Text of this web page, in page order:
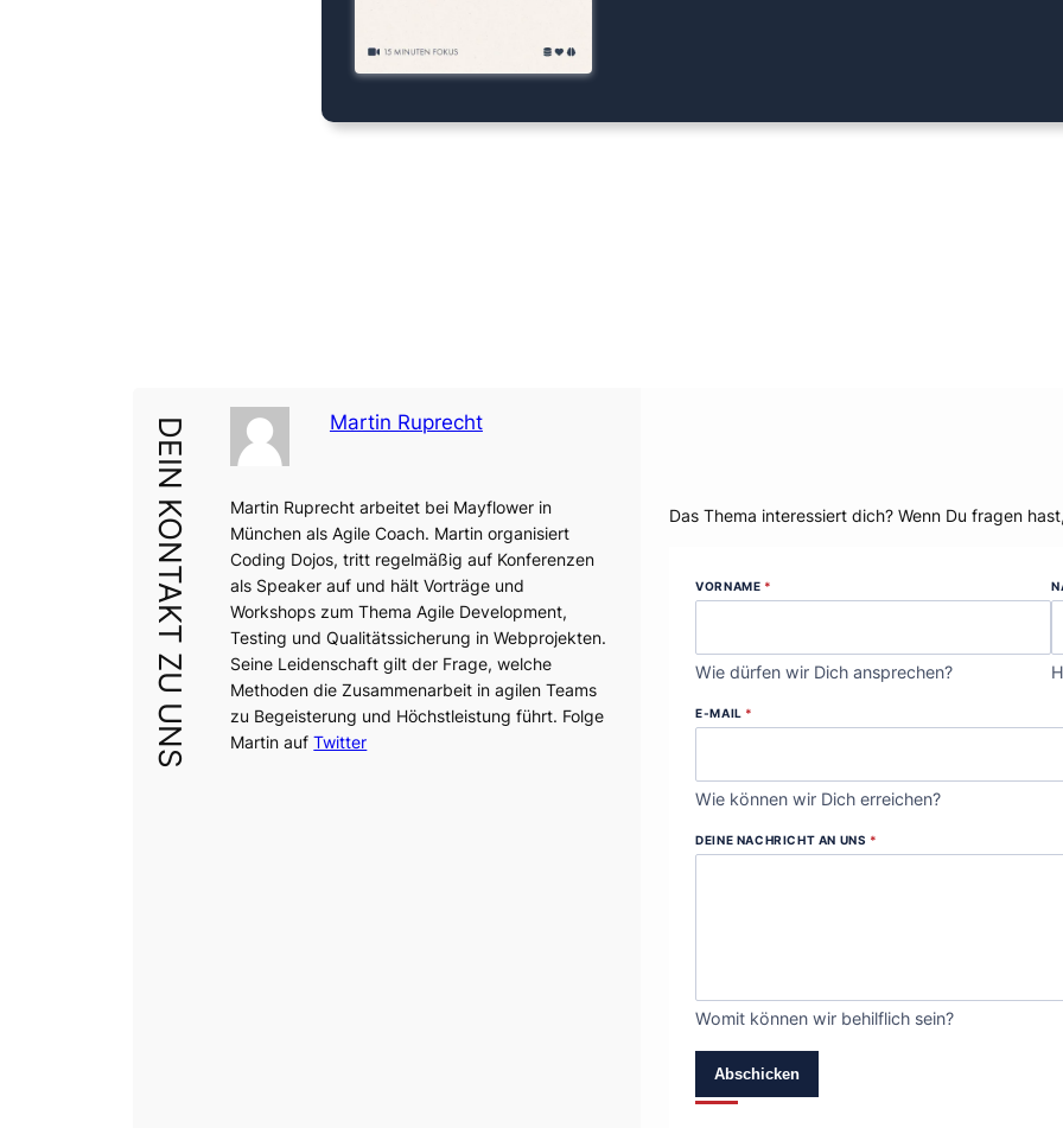
DEIN KONTAKT ZU UNS Martin Ruprecht
Martin Ruprecht arbeitet bei Mayflower in
München als Agile Coach. Martin organisiert
Coding Dojos, tritt regelmäßig auf Konferenzen
als Speaker auf und hält Vorträge und
Workshops zum Thema Agile Development,
Testing und Qualitätssicherung in Webprojekten.
Seine Leidenschaft gilt der Frage, welche
Methoden die Zusammenarbeit in agilen Teams
zu Begeisterung und Höchstleistung führt. Folge
Martin aufTwitter
Das Thema interessiert dich? Wenn Du fragen
VORNAME *
Wie dürfen wir Dich ansprechen?
E-MAIL *
Wie können wir Dich erreichen?
DEINE NACHRICHT AN UNS *
Womit können wir behilflich sein?
Abschicken